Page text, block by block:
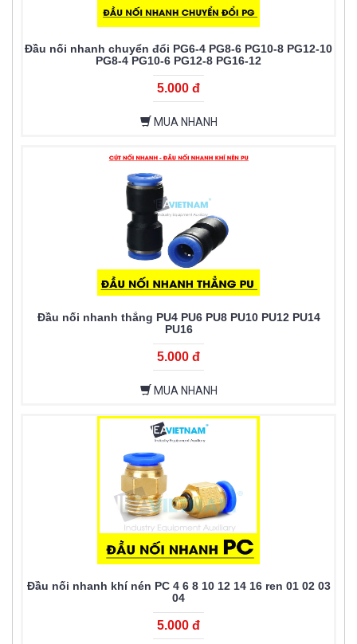
Đầu nối nhanh chuyển đổi PG6-4 PG8-6 PG10-8 PG12-10
PG8-4 PG10-6 PG12-8 PG16-12
5.000 đ
MUA NHANH
Đầu nối nhanh thẳng PU4 PU6 PU8 PU10 PU12 PU14
PU16
5.000 đ
MUA NHANH
Đầu nối nhanh khí nén PC 4 6 8 10 12 14 16 ren 01 02 03
04
5.000 đ